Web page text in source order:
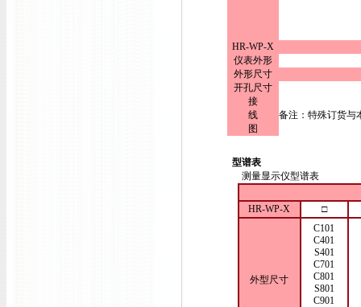
HR-WP-X
仪表外形
外形尺寸
开孔尺寸
接
线
图
备注：特殊订货与
型谱表
测量显示仪型谱表
HR-WP-X □
外型尺寸
C101
C401
S401
C701
C801
S801
C901